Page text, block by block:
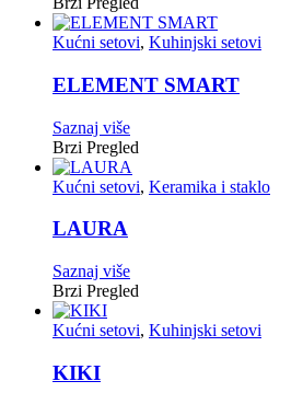
Kućni setovi, Kuhinjski setovi
ELEMENT SMART
Saznaj više
Brzi Pregled
Kućni setovi, Keramika i staklo
LAURA
Saznaj više
Brzi Pregled
Kućni setovi, Kuhinjski setovi
KIKI